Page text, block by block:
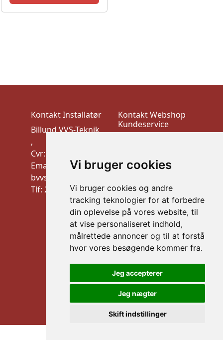
Vi bruger cookies
Vi bruger cookies og andre
tracking teknologier for at forbedre
din oplevelse på vores website, til
at vise personaliseret indhold,
målrettede annoncer og til at forstå
hvor vores besøgende kommer fra.
Jeg accepterer
Jeg nægter
Skift indstillinger
Kontakt Installatør
Billund VVS-Teknik
,
Cvr: 10910900
Email:
bvvstek@gmail.com
Tlf: 20 32 21 09
Kontakt Webshop
Kundeservice
Struer
mail: info@vek.dk
TLF: Al henvendelse
via mail
Information
Handelsbetingelser
B2B LOGIN
Sikker betaling